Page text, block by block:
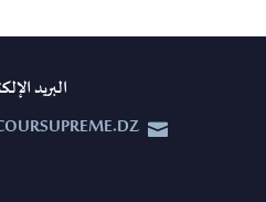
البريد

